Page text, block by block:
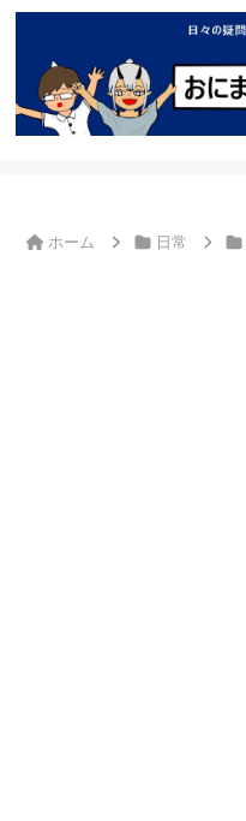
ホーム 日常